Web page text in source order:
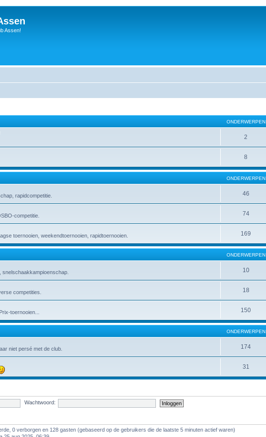
Assen!
ONDERWERPEN
2
8
ONDERWERPEN
rapidcompetitie. 46
competitie. 74
toernooien, weekendtoernooien, rapidtoernooien. 169
ONDERWERPEN
snelschaakkampioenschap. 10
competities. 18
toernooien... 150
ONDERWERPEN
niet persé met de club. 174
31
Wachtwoord:
0 verborgen en 128 gasten (gebaseerd op de gebruikers die de laatste 5 minuten actief waren)